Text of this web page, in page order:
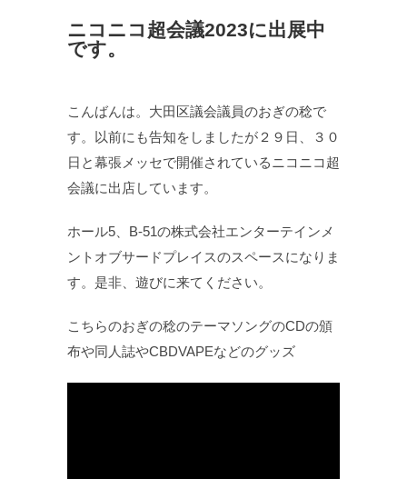
ニコニコ超会議2023に出展中
です。
こんばんは。大田区議会議員のおぎの稔で
す。以前にも告知をしましたが２９日、３０
日と幕張メッセで開催されているニコニコ超
会議に出店しています。
ホール5、B-51の株式会社エンターテインメ
ントオブサードプレイスのスペースになりま
す。是非、遊びに来てください。
こちらのおぎの稔のテーマソングのCDの頒
布や同人誌やCBDVAPEなどのグッズ